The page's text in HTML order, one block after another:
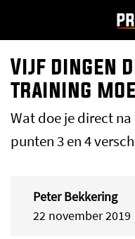
Vijf dingen
training
Wat doe je direct
punten 3 en 4
Peter Bekkering
22 november 2019